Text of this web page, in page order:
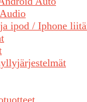
ipod / Iphone